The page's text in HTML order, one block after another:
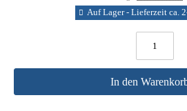
Auf Lager - Lieferzeit ca.
In den